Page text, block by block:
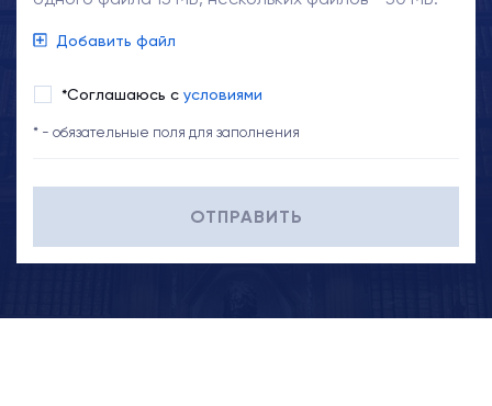
Добавить файл
*Соглашаюсь с условиями
* - обязательные поля для заполнения
ОТПРАВИТЬ